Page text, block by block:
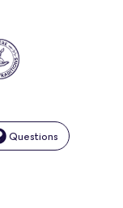
Questions